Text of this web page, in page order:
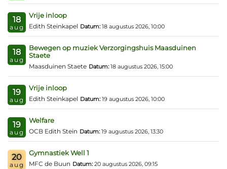
18
aug
Vrije inloop
Edith Steinkapel Datum: 18 augustus 2026, 10:00
18
aug
Bewegen op muziek Verzorgingshuis Maasduinen
Staete
Maasduinen Staete Datum: 18 augustus 2026, 15:00
19
aug
Vrije inloop
Edith Steinkapel Datum: 19 augustus 2026, 10:00
19
aug
Welfare
OCB Edith Stein Datum: 19 augustus 2026, 13:30
20
aug
Gymnastiek Well 1
MFC de Buun Datum: 20 augustus 2026, 09:15